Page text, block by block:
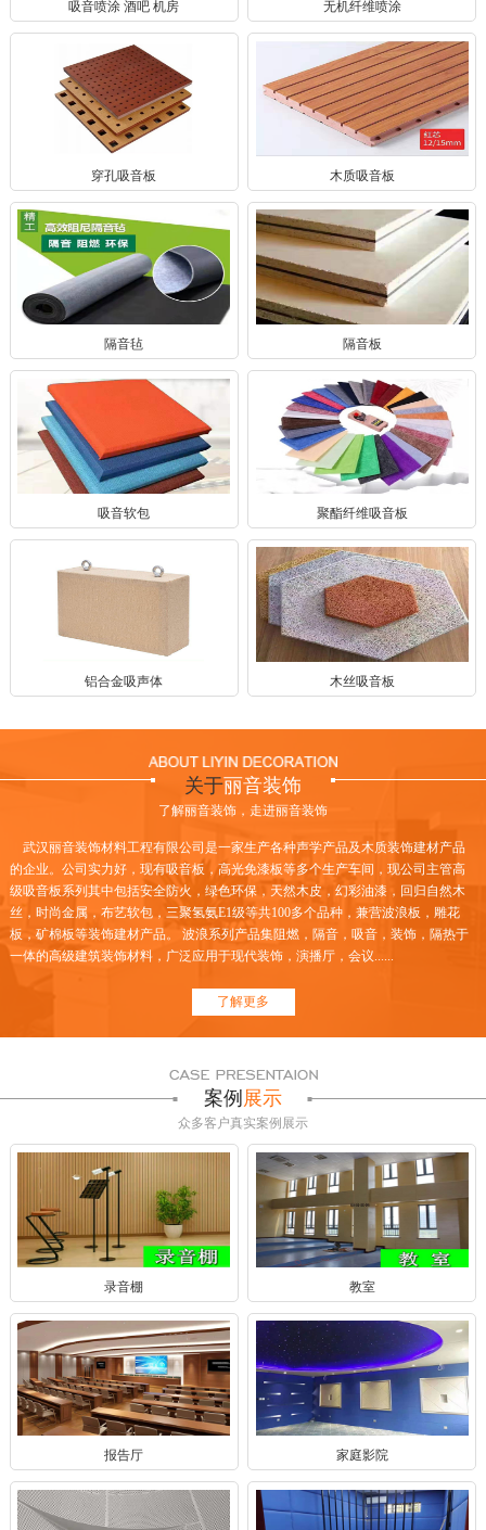
吸音喷涂 酒吧 机房 无机纤维喷涂
穿孔吸音板 木质吸音板
隔音毡 隔音板
吸音软包 聚酯纤维吸音板
铝合金吸声体 木丝吸音板
关于丽音装饰
了解丽音装饰，走进丽音装饰
武汉丽音装饰材料工程有限公司是一家生产各种声学产品及木质装饰建材产品
的企业。公司实力好，现有吸音板，高光免漆板等多个生产车间，现公司主管高
级吸音板系列其中包括安全防火，绿色环保，天然木皮，幻彩油漆，回归自然木
丝，时尚金属，布艺软包，三聚氢氨E1级等共100多个品种，兼营波浪板，雕花
板，矿棉板等装饰建材产品。 波浪系列产品集阻燃，隔音，吸音，装饰，隔热于
一体的高级建筑装饰材料，广泛应用于现代装饰，演播厅，会议......
了解更多
案例 展示
众多客户真实案例展示
录音棚 教室
报告厅 家庭影院